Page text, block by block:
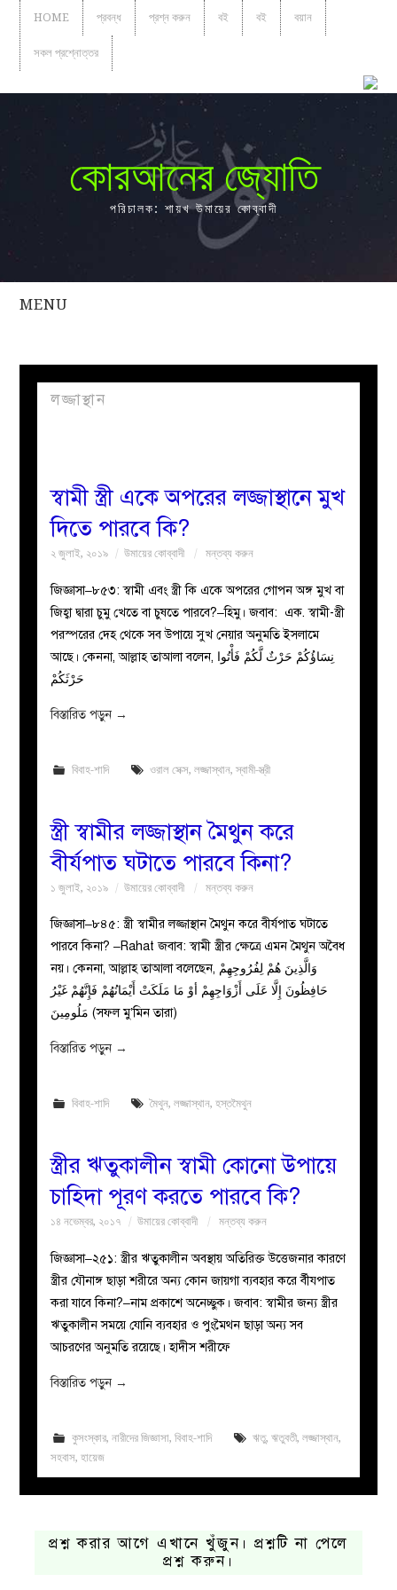
HOME প্রবন্ধ প্রশ্ন করুন বই বই বয়ান
সকল প্রশ্নোত্তর
কোরআনের জ্যোতি
পরিচালক: শায়খ উমায়ের কোব্বাদী
MENU
সকল
প্রবন্ধ
নারীদের
পাতা
মজলিস
প্রশ্ন
করুন
লজ্জাস্থান
স্বামী স্ত্রী একে অপরের লজ্জাস্থানে মুখ
দিতে পারবে কি?
২ জুলাই, ২০১৯ উমায়ের কোব্বাদী মন্তব্য করুন
জিজ্ঞাসা–৮৫৩: স্বামী এবং স্ত্রী কি একে অপরের গোপন অঙ্গ মুখ বা
জিহ্বা দ্বারা চুমু খেতে বা চুষতে পারবে?–হিমু। জবাব: এক. স্বামী-স্ত্রী
পরস্পরের দেহ থেকে সব উপায়ে সুখ নেয়ার অনুমতি ইসলামে
আছে। কেননা, আল্লাহ তাআলা বলেন, نِسَاؤُكُمْ حَرْثٌ لَّكُمْ فَأْتُوا
حَرْثَكُمْ
বিস্তারিত পড়ুন →
বিবাহ-শাদি ওরাল সেক্স, লজ্জাস্থান, স্বামী-স্ত্রী
স্ত্রী স্বামীর লজ্জাস্থান মৈথুন করে
বীর্যপাত ঘটাতে পারবে কিনা?
১ জুলাই, ২০১৯ উমায়ের কোব্বাদী মন্তব্য করুন
জিজ্ঞাসা–৮৪৫: স্ত্রী স্বামীর লজ্জাস্থান মৈথুন করে বীর্যপাত ঘটাতে
পারবে কিনা? –Rahat জবাব: স্বামী স্ত্রীর ক্ষেত্রে এমন মৈথুন অবৈধ
নয়। কেননা, আল্লাহ তাআলা বলেছেন, وَالَّذِينَ هُمْ لِفُرُوجِهِمْ
حَافِظُونَ إِلَّا عَلَى أَزْوَاجِهِمْ أوْ مَا مَلَكَتْ أَيْمَانُهُمْ فَإِنَّهُمْ غَيْرُ
مَلُومِينَ (সফল মু’মিন তারা)
বিস্তারিত পড়ুন →
বিবাহ-শাদি মৈথুন, লজ্জাস্থান, হস্তমৈথুন
স্ত্রীর ঋতুকালীন স্বামী কোনো উপায়ে
চাহিদা পূরণ করতে পারবে কি?
১৪ নভেম্বর, ২০১৭ উমায়ের কোব্বাদী মন্তব্য করুন
জিজ্ঞাসা–২৫১: স্ত্রীর ঋতুকালীন অবস্থায় অতিরিক্ত উত্তেজনার কারণে
স্ত্রীর যৌনাঙ্গ ছাড়া শরীরে অন্য কোন জায়গা ব্যবহার করে র্বীযপাত
করা যাবে কিনা?–নাম প্রকাশে অনেচ্ছুক। জবাব: স্বামীর জন্য স্ত্রীর
ঋতুকালীন সময়ে যোনি ব্যবহার ও পুংমৈথন ছাড়া অন্য সব
আচরণের অনুমতি রয়েছে। হাদীস শরীফে
বিস্তারিত পড়ুন →
কুসংস্কার, নারীদের জিজ্ঞাসা, বিবাহ-শাদি ঋতু, ঋতুবতী, লজ্জাস্থান,
সহবাস,হায়েজ
প্রশ্ন করার আগে এখানে খুঁজুন। প্রশ্নটি না পেলে
প্রশ্ন করুন।